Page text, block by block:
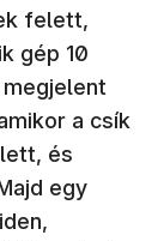
felett,
gép 10
a csík
és
egy